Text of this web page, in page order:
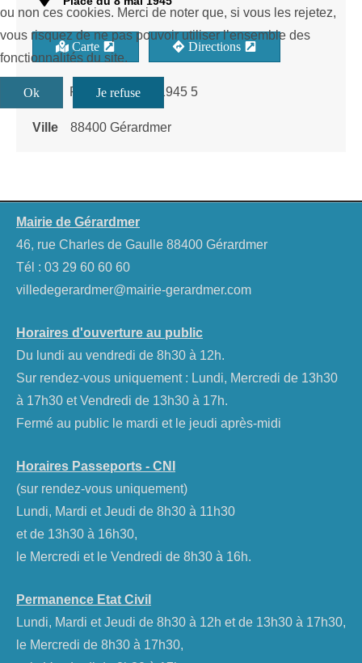
Carte Directions
Rue Place du 8 mai 1945 5
Ville 88400 Gérardmer
Mairie de Gérardmer
46, rue Charles de Gaulle 88400 Gérardmer
Tél : 03 29 60 60 60
villedegerardmer@mairie-gerardmer.com
Horaires d'ouverture au public
Du lundi au vendredi de 8h30 à 12h.
Sur rendez-vous uniquement : Lundi, Mercredi de 13h30
à 17h30 et Vendredi de 13h30 à 17h.
Fermé au public le mardi et le jeudi après-midi
Horaires Passeports - CNI
(sur rendez-vous uniquement)
Lundi, Mardi et Jeudi de 8h30 à 11h30
et de 13h30 à 16h30,
le Mercredi et le Vendredi de 8h30 à 16h.
Permanence Etat Civil
Lundi, Mardi et Jeudi de 8h30 à 12h et de 13h30 à 17h30,
le Mercredi de 8h30 à 17h30,
ou non ces cookies. Merci de noter que, si vous les rejetez,
vous risquez de ne pas pouvoir utiliser l’ensemble des
fonctionnalités du site.
Ok Je refuse